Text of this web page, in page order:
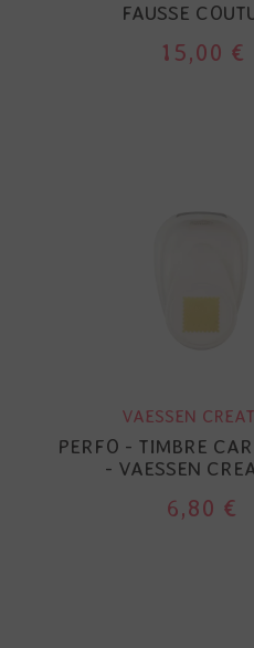
FAUSSE
15,00 €
VAESSEN
PERFO - TIMBRE
- VAESSEN
6,80 €